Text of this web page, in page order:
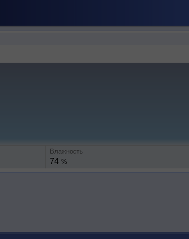
Влажность
74 %